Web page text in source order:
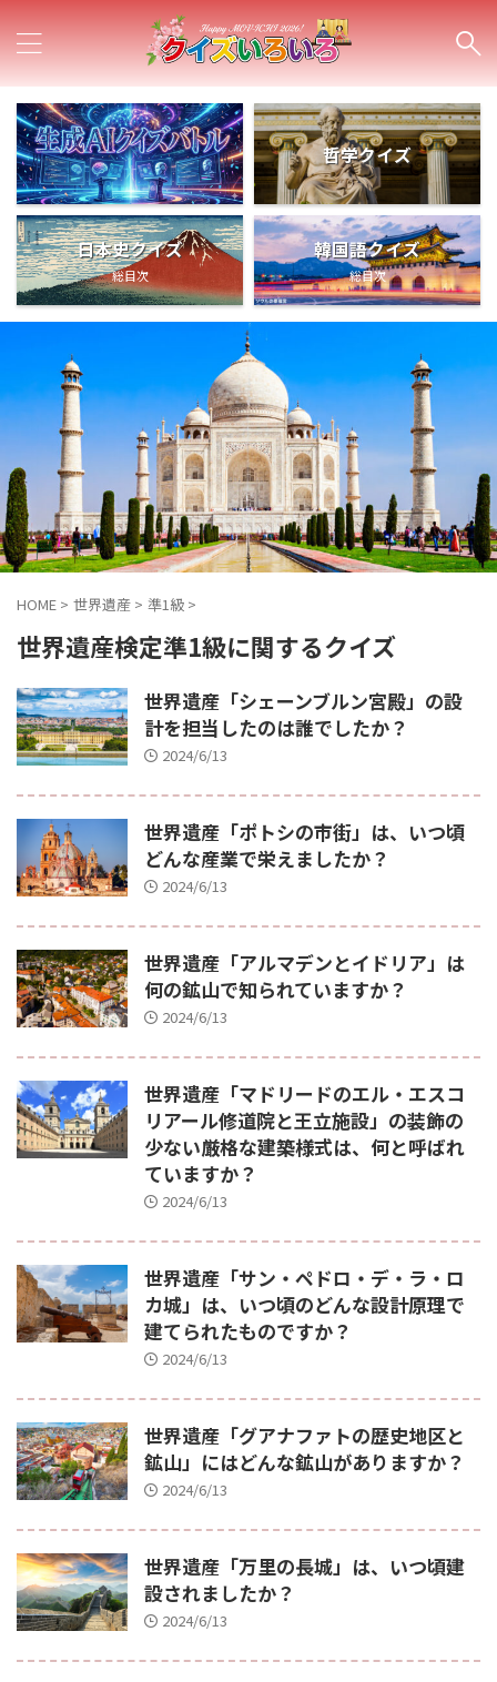
哲学クイズ
日本史クイズ
総目次
韓国語クイズ
総目次
HOME > 世界遺産 > 準1級 >
世界遺産検定準1級に関するクイズ
世界遺産「シェーンブルン宮殿」の設
計を担当したのは誰でしたか？
2024/6/13
世界遺産「ポトシの市街」は、いつ頃
どんな産業で栄えましたか？
2024/6/13
世界遺産「アルマデンとイドリア」は
何の鉱山で知られていますか？
2024/6/13
世界遺産「マドリードのエル・エスコ
リアール修道院と王立施設」の装飾の
少ない厳格な建築様式は、何と呼ばれ
ていますか？
2024/6/13
世界遺産「サン・ペドロ・デ・ラ・ロ
カ城」は、いつ頃のどんな設計原理で
建てられたものですか？
2024/6/13
世界遺産「グアナファトの歴史地区と
鉱山」にはどんな鉱山がありますか？
2024/6/13
世界遺産「万里の長城」は、いつ頃建
設されましたか？
2024/6/13